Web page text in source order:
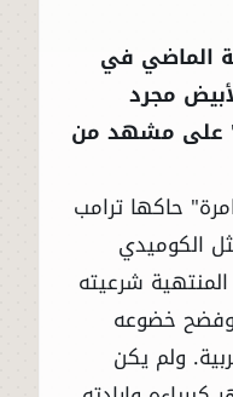
الماضي في
مجرد
على مشهد من
حاكها ترامب
الكوميدي
شرعيته
وفضح خضوعه
ولم يكن